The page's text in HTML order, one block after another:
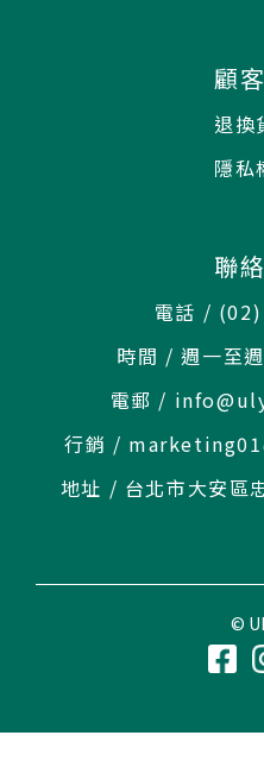
顧
退換
隱私
聯
電話 /
時間 / 週一至
電郵 /
行銷 /
地址 / 台北市大安區
©